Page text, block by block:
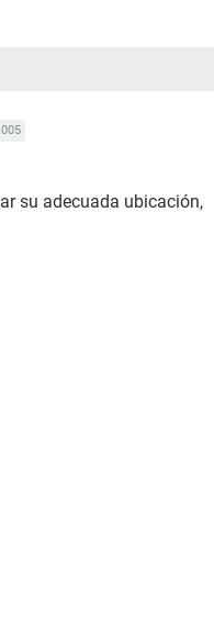
su adecuada ubicación,